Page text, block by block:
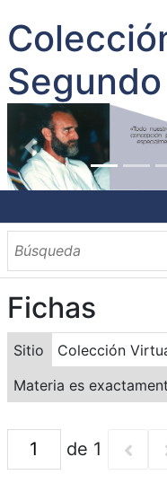
INICIO
SOBRE EL AUTOR
CONTENIDO
TODOS LOS
CATEGORIAS
OBRAS SOBRE EL
MATERIAS
PALABRAS CLAVES
MULTIMEDIA
GALERÍA
Fichas
Sitio
Colección
Materia es
de 1